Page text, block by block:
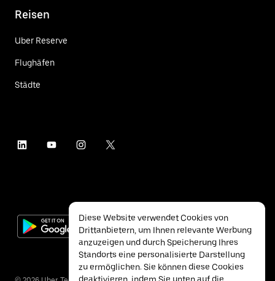
Reisen
Uber Reserve
Flughäfen
Städte
Diese Website verwendet Cookies von
Drittanbietern, um Ihnen relevante Werbung
anzuzeigen und durch Speicherung Ihres
Standorts eine personalisierte Darstellung
zu ermöglichen. Sie können diese Cookies